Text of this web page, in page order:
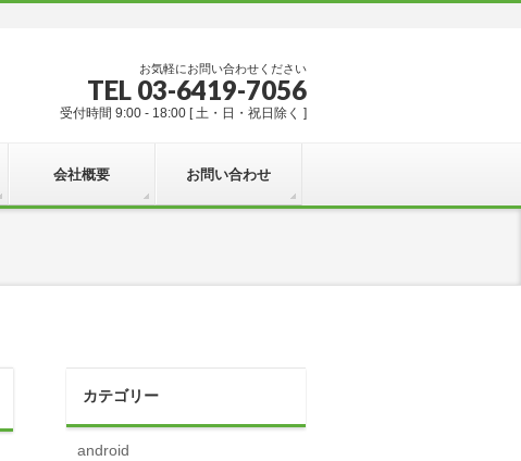
お気軽にお問い合わせください
TEL 03-6419-7056
受付時間 9:00 - 18:00 [ 土・日・祝日除く ]
会社概要 お問い合わせ
カテゴリー
android